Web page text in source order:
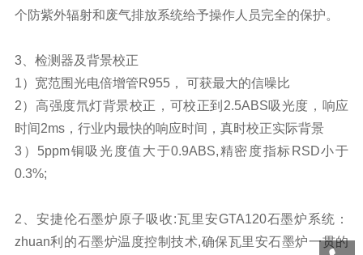
个防紫外辐射和废气排放系统给予操作人员完全的保护。
3、检测器及背景校正
1）宽范围光电倍增管R955， 可获最大的信噪比
2）高强度氘灯背景校正，可校正到2.5ABS吸光度，响应
时间2ms，行业内最快的响应时间，真时校正实际背景
3）5ppm铜吸光度值大于0.9ABS,精密度指标RSD小于
0.3%;
2、 安捷伦石墨炉原子吸收:瓦里安GTA120石墨炉系统：
zhuan利的石墨炉温度控制技术,确保瓦里安石墨炉一贯的